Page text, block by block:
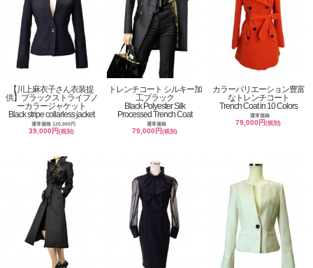
【川上麻衣子さん衣装提
供】ブラックストライプノ
ーカラージャケット
Black stripe collarless jacket
通常価格 120,000円
39,000円(税別)
トレンチコート シルキー加
工ブラック
Black Polyester Silk
Processed Trench Coat
通常価格
79,000円(税別)
カラーバリエーション豊富
なトレンチコート
Trench Coat in 10 Colors
通常価格
79,000円(税別)